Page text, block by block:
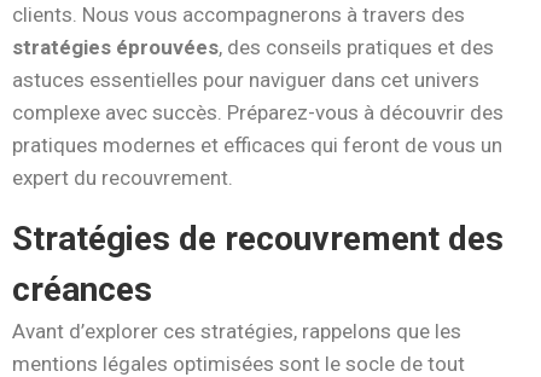
clients. Nous vous accompagnerons à travers des
stratégies éprouvées, des conseils pratiques et des
astuces essentielles pour naviguer dans cet univers
complexe avec succès. Préparez-vous à découvrir des
pratiques modernes et efficaces qui feront de vous un
expert du recouvrement.
Stratégies de recouvrement des
créances
Avant d’explorer ces stratégies, rappelons que les
mentions légales optimisées sont le socle de tout